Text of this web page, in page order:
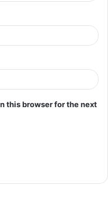
this browser for the next